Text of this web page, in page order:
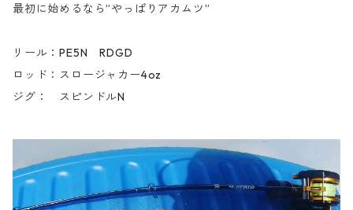
最初に始めるなら”やっぱりアカムツ”
リール：PE5N RDGD
ロッド：スロージャカー4oz
ジグ： スピンドルN